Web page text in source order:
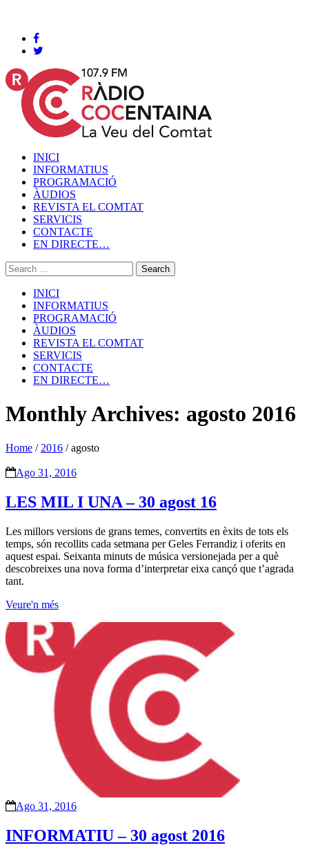
INICI
INFORMATIUS
PROGRAMACIÓ
ÀUDIOS
REVISTA EL COMTAT
SERVICIS
CONTACTE
EN DIRECTE…
INICI
INFORMATIUS
PROGRAMACIÓ
ÀUDIOS
REVISTA EL COMTAT
SERVICIS
CONTACTE
EN DIRECTE…
Monthly Archives: agosto 2016
Home / 2016 /agosto
Ago 31, 2016
LES MIL I UNA – 30 agost 16
Les millors versions de grans temes, convertits en èxits de tots els
temps, són recollits cada setmana per Geles Ferrandiz i oferits en
aquest espai. Seixanta minuts de música versionejada per a què
descobreixes una nova forma d’interpretar eixa cançó que t’agrada
tant.
Veure'n més
Ago 31, 2016
INFORMATIU – 30 agost 2016